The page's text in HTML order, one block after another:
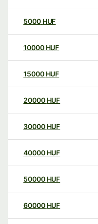
5000 HUF
10000 HUF
15000 HUF
20000 HUF
30000 HUF
40000 HUF
50000 HUF
60000 HUF